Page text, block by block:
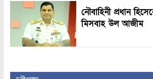
নৌবাহিনী প্রধান
মিসবাহ উল আজীম